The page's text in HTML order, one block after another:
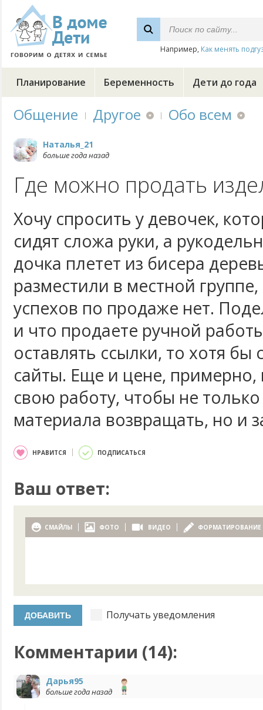
Например, Как менять
Планирование Беременность Дети до года
Общение Другое Обо всем
Наталья_21
больше года назад
Где можно продать
Хочу спросить у девочек,
сидят сложа руки, а
дочка плетет из бисера
разместили в местной
успехов по продаже нет.
и что продаете ручной
оставлять ссылки, то хотя бы
сайты. Еще и цене, примерно,
свою работу, чтобы не
материала возвращать, но и
НРАВИТСЯ ПОДПИСАТЬСЯ
Ваш ответ:
СМАЙЛЫ ФОТО ВИДЕО ФОРМАТИРОВАНИЕ
Получать уведомления
Комментарии (14):
Дарья95
больше года назад